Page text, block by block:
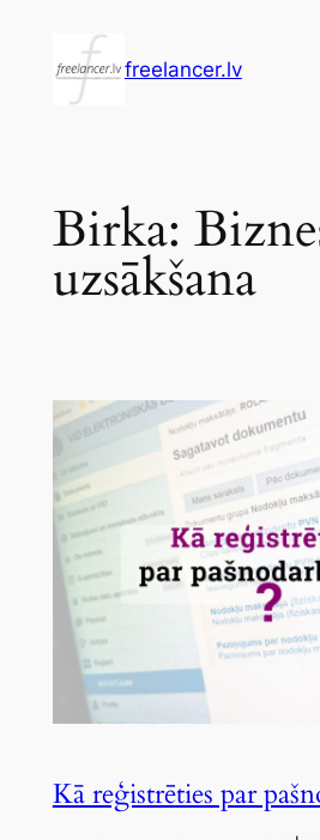
saturu
freelancer.lv
Birka:
uzsākšana
Kā reģistrēties par